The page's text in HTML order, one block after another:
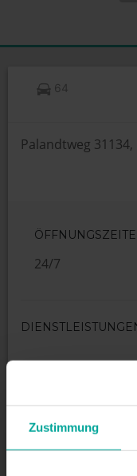
Zustimmung
64
Palandtweg
24/7